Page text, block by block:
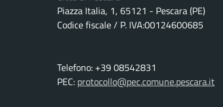
Piazza Italia, 1, 65121 - Pescara (PE)
Codice fiscale / P. IVA:00124600685
Telefono: +39 08542831
PEC: protocollo@pec.comune.pescara.it